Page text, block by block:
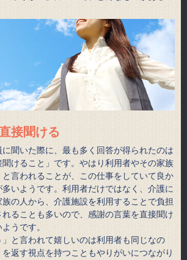
接聞ける
聞いた際に、最も多く回答が得られたのは
聞けること」です。やはり利用者やその家族
言われることが、この仕事をしていて良か
いようです。利用者だけではなく、介護に
の人から、介護施設を利用することで負担
ることも多いので、感謝の言葉を直接聞け
うです。
」と言われて嬉しいのは利用者も同じなの
返す視点を持つこともやりがいにつながり